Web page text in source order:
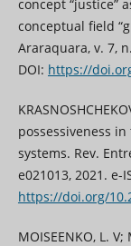
concept “justice”
conceptual field
Araraquara, v. 7,
DOI: https://
possessiveness
systems. Rev.
e021013, 2021. e-
https://doi.org/
MOISEENKO, L.